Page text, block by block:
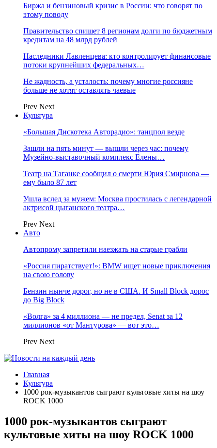
Биржа и бензиновый кризис в России: что говорят по
этому поводу
Правительство спишет 8 регионам долги по бюджетным
кредитам на 48 млрд рублей
Наследники Лавленцева: кто контролирует финансовые
потоки крупнейших федеральных…
Не жадность, а усталость: почему многие россияне
больше не хотят оставлять чаевые
Prev Next
Культура
«Большая Дискотека Авторадио»: танцпол везде
Зашли на пять минут — вышли через час: почему
Музейно-выставочный комплекс Елены…
Театр на Таганке сообщил о смерти Юрия Смирнова —
ему было 87 лет
Ушла вслед за мужем: Москва простилась с легендарной
актрисой цыганского театра…
Prev Next
Авто
Автопрому запретили наезжать на старые грабли
«Россия пиратствует!»: BMW ищет новые приключения
на свою голову
Бензин нынче дорог, но не в США. И Small Block дорос
до Big Block
«Волга» за 4 миллиона — не предел, Senat за 12
миллионов «от Мантурова» — вот это…
Prev Next
Главная
Культура
1000 рок-музыкантов сыграют культовые хиты на шоу
ROCK 1000
1000 рок-музыкантов сыграют
культовые хиты на шоу ROCK 1000